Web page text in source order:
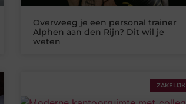
Overweeg je een personal trainer
Alphen aan den Rijn? Dit wil je
weten
ZAKELIJK